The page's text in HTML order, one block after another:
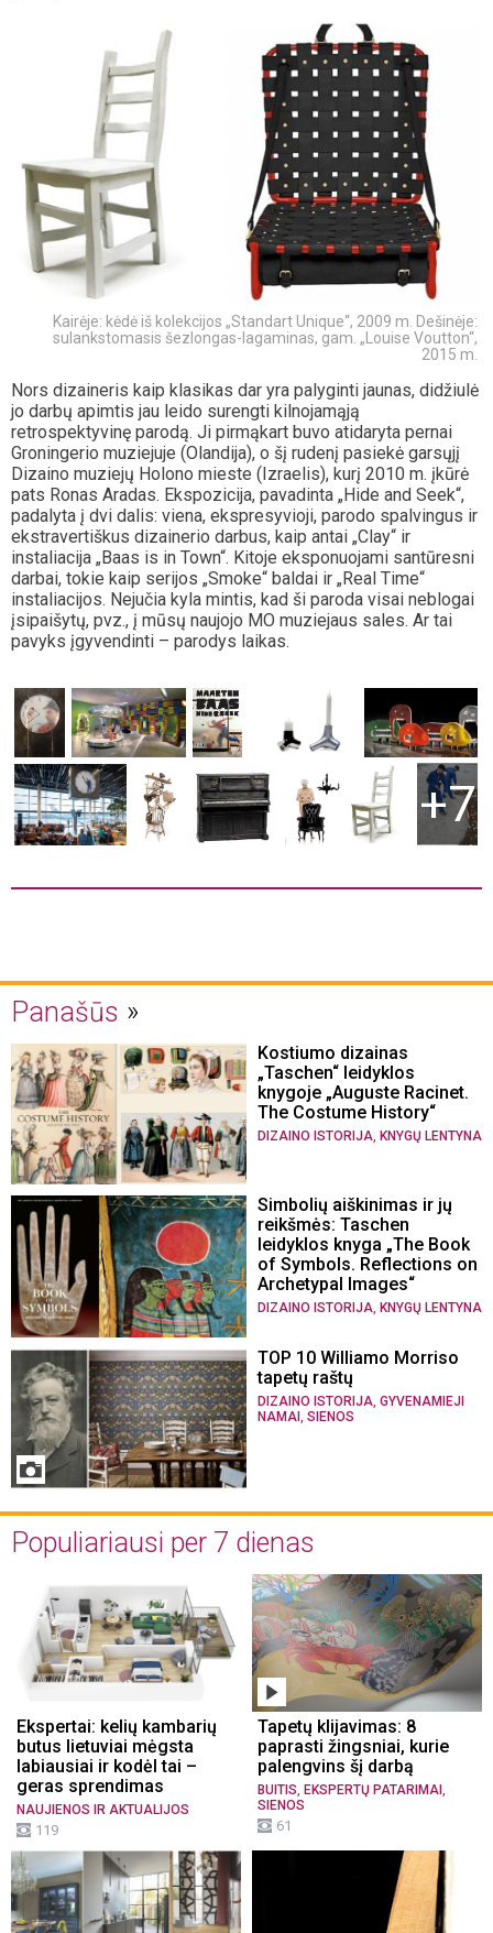
Kairėje: kėdė iš kolekcijos „Standart Unique“, 2009 m. Dešinėje:
sulankstomasis šezlongas-lagaminas, gam. „Louise Voutton“,
2015 m.
Nors dizaineris kaip klasikas dar yra palyginti jaunas, didžiulė
jo darbų apimtis jau leido surengti kilnojamąją
retrospektyvinę parodą. Ji pirmąkart buvo atidaryta pernai
Groningerio muziejuje (Olandija), o šį rudenį pasiekė garsųjį
Dizaino muziejų Holono mieste (Izraelis), kurį 2010 m. įkūrė
pats Ronas Aradas. Ekspozicija, pavadinta „Hide and Seek“,
padalyta į dvi dalis: viena, ekspresyvioji, parodo spalvingus ir
ekstravertiškus dizainerio darbus, kaip antai „Clay“ ir
instaliacija „Baas is in Town“. Kitoje eksponuojami santūresni
darbai, tokie kaip serijos „Smoke“ baldai ir „Real Time“
instaliacijos. Nejučia kyla mintis, kad ši paroda visai neblogai
įsipaišytų, pvz., į mūsų naujojo MO muziejaus sales. Ar tai
pavyks įgyvendinti – parodys laikas.
+7
Panašūs
Kostiumo dizainas
„Taschen“ leidyklos
knygoje „Auguste Racinet.
The Costume History“
DIZAINO ISTORIJA KNYGŲ LENTYNA
Simbolių aiškinimas ir jų
reikšmės: Taschen
leidyklos knyga „The Book
of Symbols. Reflections on
Archetypal Images“
DIZAINO ISTORIJA, KNYGŲ LENTYNA
TOP 10 Williamo Morriso
tapetų raštų
DIZAINO ISTORIJA GYVENAMIEJI
NAMAI SIENOS
Populiariausi per 7 dienas
Ekspertai: kelių kambarių
butus lietuviai mėgsta
labiausiai ir kodėl tai –
geras sprendimas
NAUJIENOS IR AKTUALIJOS
119
Tapetų klijavimas: 8
paprasti žingsniai, kurie
palengvins šį darbą
BUITIS, EKSPERTŲ PATARIMAI ,
SIENOS
61